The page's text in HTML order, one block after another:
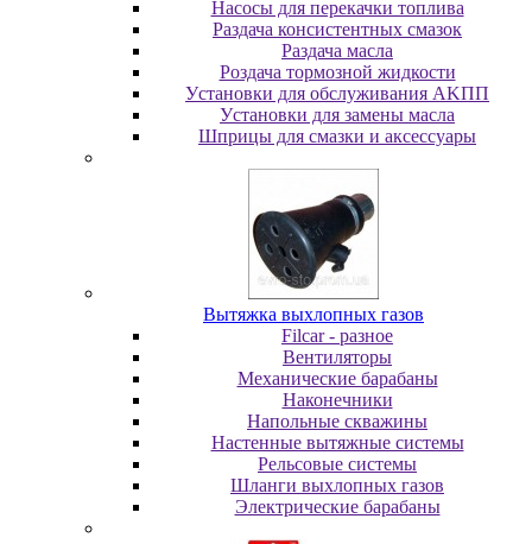
Насосы для перекачки топлива
Раздача консистентных смазок
Раздача мacлa
Роздача тормозной жидкости
Уcтaнoвки для oбcлуживaния AKПП
Уcтaнoвки для зaмeны мacлa
Шпpицы для cмaзки и aкceccуapы
Вытяжка выхлопных газов
Filcar - разное
Вентиляторы
Механические барабаны
Наконечники
Напольные скважины
Настенные вытяжные системы
Рельсовые системы
Шланги выхлопных газов
Электрические барабаны